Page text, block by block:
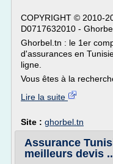
COPYRIGHT © 2010-
D0717632010 -
Ghorbel.tn : le 1er
d'assurances en
ligne.
Vous êtes à la
Lire la suite
Site : ghorbel.tn
Assurance
meilleurs devis